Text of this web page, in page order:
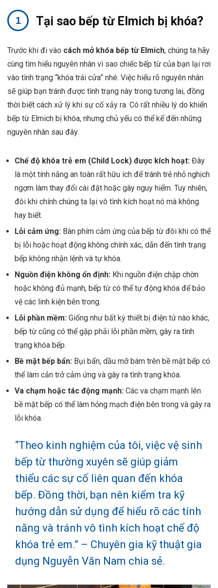
Tại sao bếp từ Elmich bị khóa?
Trước khi đi vào cách mở khóa bếp từ Elmich, chúng ta hãy
cùng tìm hiểu nguyên nhân vì sao chiếc bếp từ của bạn lại rơi
vào tình trạng “khóa trái cửa” nhé. Việc hiểu rõ nguyên nhân
sẽ giúp bạn tránh được tình trạng này trong tương lai, đồng
thời biết cách xử lý khi sự cố xảy ra. Có rất nhiều lý do khiến
bếp từ Elmich bị khóa, nhưng chủ yếu có thể kể đến những
nguyên nhân sau đây:
Chế độ khóa trẻ em (Child Lock) được kích hoạt: Đây
là một tính năng an toàn rất hữu ích để tránh trẻ nhỏ nghịch
ngợm làm thay đổi cài đặt hoặc gây nguy hiểm. Tuy nhiên,
đôi khi chính chúng ta lại vô tình kích hoạt nó mà không
hay biết.
Lỗi cảm ứng: Bàn phím cảm ứng của bếp từ đôi khi có thể
bị lỗi hoặc hoạt động không chính xác, dẫn đến tình trạng
bếp không nhận lệnh và tự khóa.
Nguồn điện không ổn định: Khi nguồn điện chập chờn
hoặc không đủ mạnh, bếp từ có thể tự động khóa để bảo
vệ các linh kiện bên trong.
Lỗi phần mềm: Giống như bất kỳ thiết bị điện tử nào khác,
bếp từ cũng có thể gặp phải lỗi phần mềm, gây ra tình
trạng khóa bếp.
Bề mặt bếp bẩn: Bụi bẩn, dầu mỡ bám trên bề mặt bếp có
thể làm cản trở cảm ứng và gây ra tình trạng khóa.
Va chạm hoặc tác động mạnh: Các va chạm mạnh lên
bề mặt bếp có thể làm hỏng mạch điện bên trong và gây ra
lỗi khóa.
“Theo kinh nghiệm của tôi, việc vệ sinh
bếp từ thường xuyên sẽ giúp giảm
thiểu các sự cố liên quan đến khóa
bếp. Đồng thời, bạn nên kiểm tra kỹ
hướng dẫn sử dụng để hiểu rõ các tính
năng và tránh vô tình kích hoạt chế độ
khóa trẻ em.” – Chuyên gia kỹ thuật gia
dụng Nguyễn Văn Nam chia sẻ.